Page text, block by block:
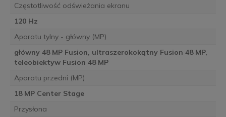
Częstotliwość odświeżania ekranu
120 Hz
Aparatu tylny - główny (MP)
główny 48 MP Fusion, ultraszerokokątny Fusion 48 MP,
teleobiektyw Fusion 48 MP
Aparatu przedni (MP)
18 MP Center Stage
Przysłona